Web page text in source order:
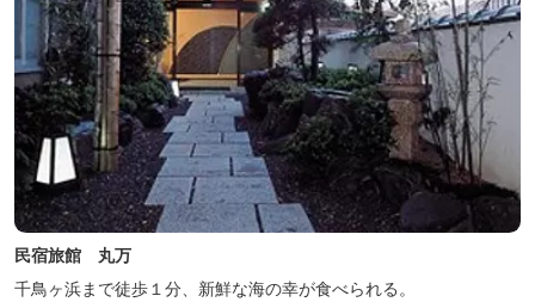
民宿旅館 丸万
千鳥ヶ浜まで徒歩１分、新鮮な海の幸が食べられる。